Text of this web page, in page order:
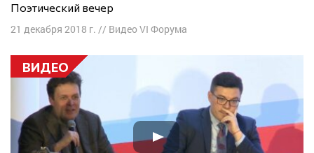
Поэтический вечер
21 декабря 2018 г. // Видео VI Форума
ВИДЕО